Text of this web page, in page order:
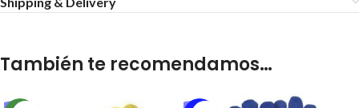
También te recomendamos…